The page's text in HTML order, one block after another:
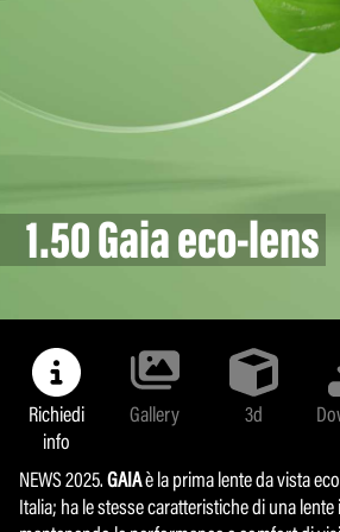
1.50 Gaia eco-lens
Richiedi
info
Gallery 3d
NEWS 2025.GAIAè la prima lente da vista
Italia; ha le stesse caratteristiche di una lente
1.50 Gaia eco-lens
Richiedi
info
Gallery 3d
NEWS 2025.GAIAè la prima lente da vista
Italia; ha le stesse caratteristiche di una lente